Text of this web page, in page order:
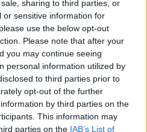
sharing to third parties, or
or sensitive information for
use the below opt-out
Please note that after your
you may continue seeing
personal information utilized by
to third parties prior to
opt-out of the further
by third parties on the
This information may
parties on the IAB’s List of
00:00:30
Vilniaus r.: dviejų moterų ir